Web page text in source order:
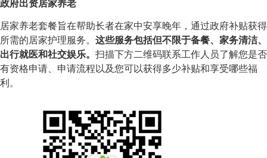
政府出资居家养老
居家养老套餐旨在帮助长者在家中安享晚年，通过政府补贴获得
所需的居家护理服务。 这些服务包括但不限于备餐、家务清洁、
出行就医和社交娱乐。 扫描下方二维码联系工作人员了解您是否
有资格申请、申请流程以及您可以获得多少补贴和享受哪些福
利。